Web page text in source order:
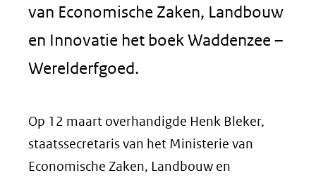
van Economische Zaken, Landbouw
en Innovatie het boek Waddenzee –
Werelderfgoed.
Op 12 maart overhandigde Henk Bleker,
staatssecretaris van het Ministerie van
Economische Zaken, Landbouw en